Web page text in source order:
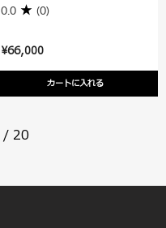
¥66,000
カートに入れる
0.0 (0)
/ 20